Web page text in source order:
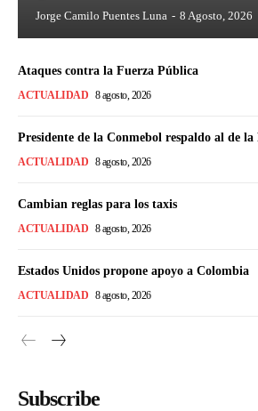
Jorge Camilo Puentes Luna - 8 Agosto, 2026
Ataques contra la Fuerza Pública
ACTUALIDAD 8 agosto, 2026
Presidente de la Conmebol respaldo al de la
ACTUALIDAD 8 agosto, 2026
Cambian reglas para los taxis
ACTUALIDAD 8 agosto, 2026
Estados Unidos propone apoyo a Colombia
ACTUALIDAD 8 agosto, 2026
Subscribe